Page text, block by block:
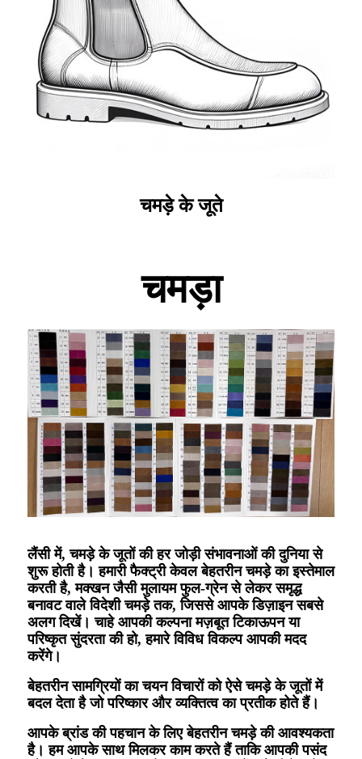
चमड़े के जूते
चमड़ा
लैंसी में, चमड़े के जूतों की हर जोड़ी संभावनाओं की दुनिया से
शुरू होती है। हमारी फैक्ट्री केवल बेहतरीन चमड़े का इस्तेमाल
करती है, मक्खन जैसी मुलायम फुल-ग्रेन से लेकर समृद्ध
बनावट वाले विदेशी चमड़े तक, जिससे आपके डिज़ाइन सबसे
अलग दिखें। चाहे आपकी कल्पना मज़बूत टिकाऊपन या
परिष्कृत सुंदरता की हो, हमारे विविध विकल्प आपकी मदद
करेंगे।
बेहतरीन सामग्रियों का चयन विचारों को ऐसे चमड़े के जूतों में
बदल देता है जो परिष्कार और व्यक्तित्व का प्रतीक होते हैं।
आपके ब्रांड की पहचान के लिए बेहतरीन चमड़े की आवश्यकता
है। हम आपके साथ मिलकर काम करते हैं ताकि आपकी पसंद